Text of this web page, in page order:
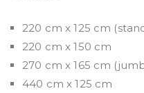
220 cm x 125 cm
220 cm x 150 cm
270 cm x 165 cm
440 cm x 125 cm